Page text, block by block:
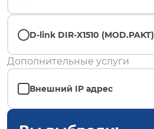
D-link DIR-X1510 (MOD.PAKT)
Дополнительные услуги
Внешний IP адрес